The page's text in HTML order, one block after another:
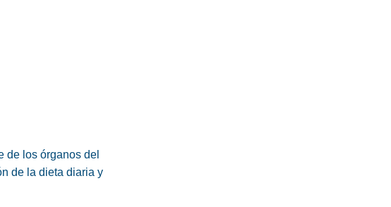
de los órganos del
de la dieta diaria y